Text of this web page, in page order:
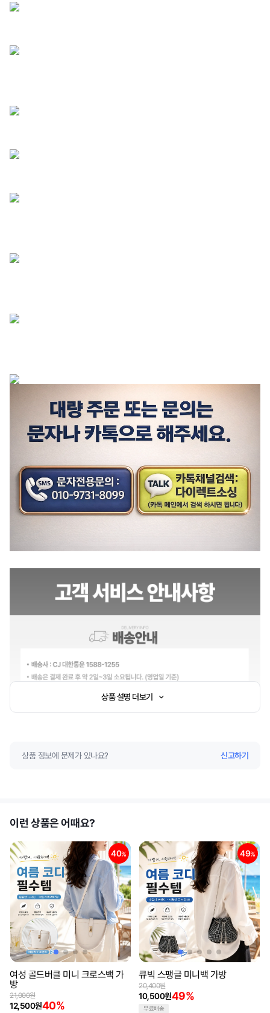
상품 설명 더보기
상품 정보에 문제가 있나요? 신고하기
이런 상품은 어때요?
40%
여성 골드버클 미니 크로스백 가
방
12,500원40%
21,000원
49%
큐빅 스팽글 미니백 가방
10,500원49%
20,400원
무료배송